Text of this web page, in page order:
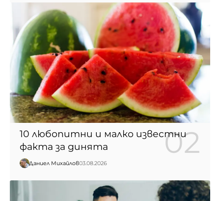
10 любопитни и малко известни
факта за динята
Даниел Михайлов03.08.2026